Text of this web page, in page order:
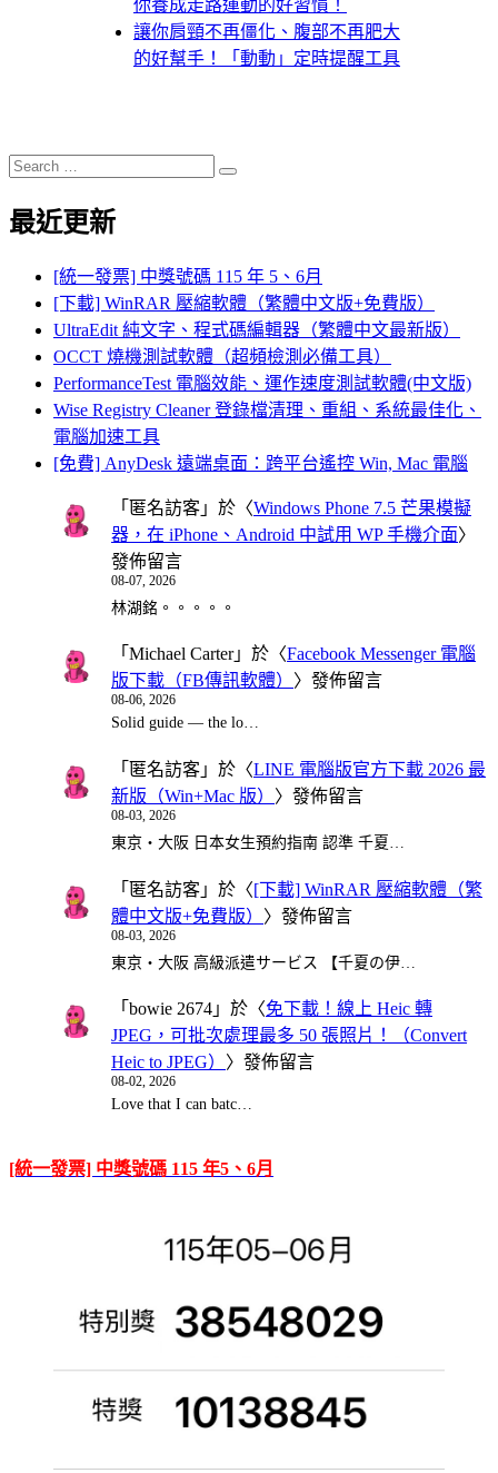
你養成走路運動的好習慣！
讓你肩頸不再僵化、腹部不再肥大
的好幫手！「動動」定時提醒工具
Search
for:
Search
最近更新
[統一發票] 中獎號碼 115 年 5、6月
[下載] WinRAR 壓縮軟體（繁體中文版+免費版）
UltraEdit 純文字、程式碼編輯器（繁體中文最新版）
OCCT 燒機測試軟體（超頻檢測必備工具）
PerformanceTest 電腦效能、運作速度測試軟體(中文版)
Wise Registry Cleaner 登錄檔清理、重組、系統最佳化、
電腦加速工具
[免費] AnyDesk 遠端桌面：跨平台遙控 Win, Mac 電腦
「 匿名訪客 」於〈Windows Phone 7.5 芒果模擬
器，在 iPhone、Android 中試用 WP 手機介面〉
發佈留言
08-07, 2026
林湖銘。。。。。
「 Michael Carter」於〈Facebook Messenger 電腦
版下載（FB傳訊軟體） 〉發佈留言
08-06, 2026
Solid guide — the lo…
「 匿名訪客 」於〈LINE 電腦版官方下載 2026 最
新版（Win+Mac 版） 〉發佈留言
08-03, 2026
東京・大阪 日本女生預約指南 認準 千夏…
「 匿名訪客 」於〈[下載] WinRAR 壓縮軟體（繁
體中文版+免費版） 〉發佈留言
08-03, 2026
東京・大阪 高級派遣サービス 【千夏の伊…
「 bowie 2674 」於〈免下載！線上 Heic 轉
JPEG，可批次處理最多 50 張照片！（Convert
Heic to JPEG） 〉發佈留言
08-02, 2026
Love that I can batc…
[統一發票] 中獎號碼 115 年5、6月